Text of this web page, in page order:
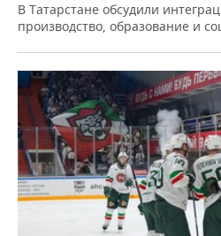
В Татарстане обсудили
производство, образование и